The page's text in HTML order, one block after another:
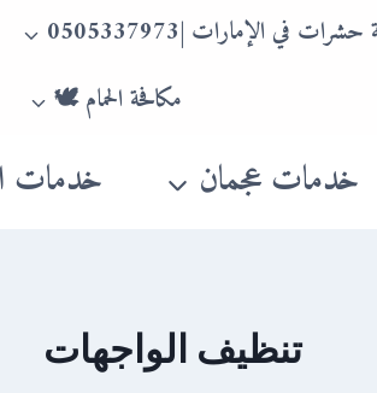
في الإمارات |0505337973
مكافحة الحمام 🕊
خدمات عجمان خدمات
تنظيف الواجهات